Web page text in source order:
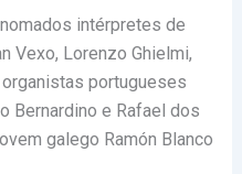
intérpretes de
Vexo, Lorenzo Ghielmi,
portugueses
Bernardino e Rafael dos
galego Ramón Blanco